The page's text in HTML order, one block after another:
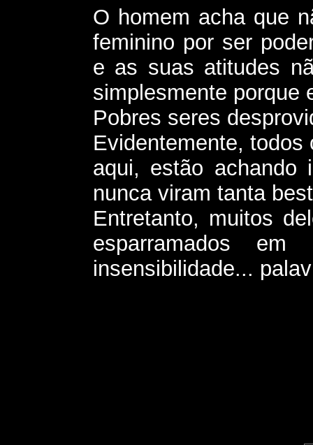
O homem acha que
feminino por ser
e as suas atitudes
simplesmente porque
Pobres seres
Evidentemente,
aqui, estão achando
nunca viram tanta
Entretanto, muitos
esparramados
insensibilidade...